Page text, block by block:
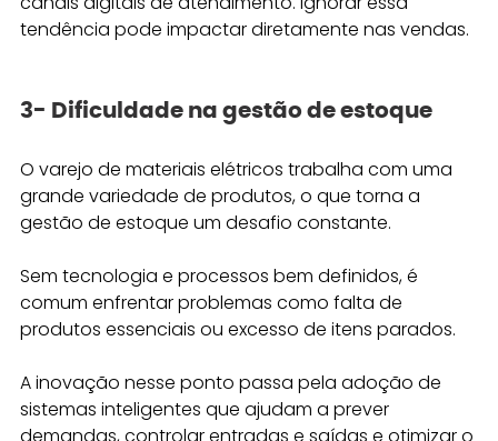
tendência pode impactar diretamente nas vendas.
3- Dificuldade na gestão de estoque
O varejo de materiais elétricos trabalha com uma
grande variedade de produtos, o que torna a
gestão de estoque um desafio constante.
Sem tecnologia e processos bem definidos, é
comum enfrentar problemas como falta de
produtos essenciais ou excesso de itens parados.
A inovação nesse ponto passa pela adoção de
sistemas inteligentes que ajudam a prever